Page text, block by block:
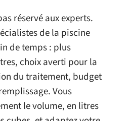
réservé aux experts.
de la piscine
de temps : plus
choix averti pour la
du traitement, budget
Vous
le volume, en litres